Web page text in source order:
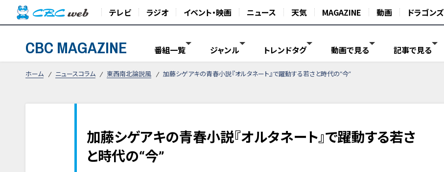
テレビ ラジオ イベント・映画 ニュース 天気 MAGAZINE 動画 ドラゴンズ
CBC MAGAZINE 番組一覧 ジャンル トレンドタグ 動画で見る 記事で見る
ホーム ニュースコラム 東西南北論説風 加藤シゲアキの青春小説『オルタネート』で躍動する若さと時代の“今”
加藤シゲアキの青春小説『オルタネート』で躍動する若さ
と時代の“今”